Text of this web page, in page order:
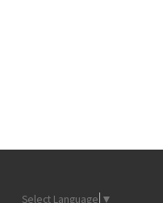
Select Language ▼